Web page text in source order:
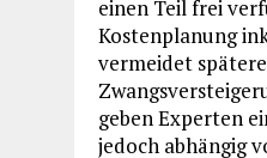
einen Teil frei
Kostenplanung
vermeidet
geben Experten
jedoch abhängig